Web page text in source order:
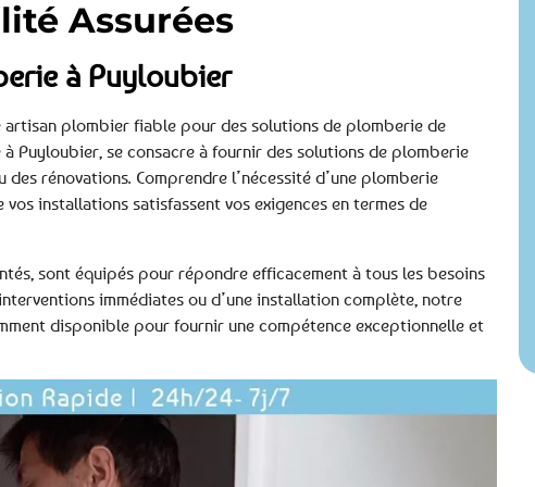
Assurées
à Puyloubier
artisan plombier fiable pour des solutions de plomberie de
Puyloubier, se consacre à fournir des solutions de plomberie
rénovations. Comprendre l’nécessité d’une plomberie
installations satisfassent vos exigences en termes de
sont équipés pour répondre efficacement à tous les besoins
immédiates ou d’une installation complète, notre
disponible pour fournir une compétence exceptionnelle et